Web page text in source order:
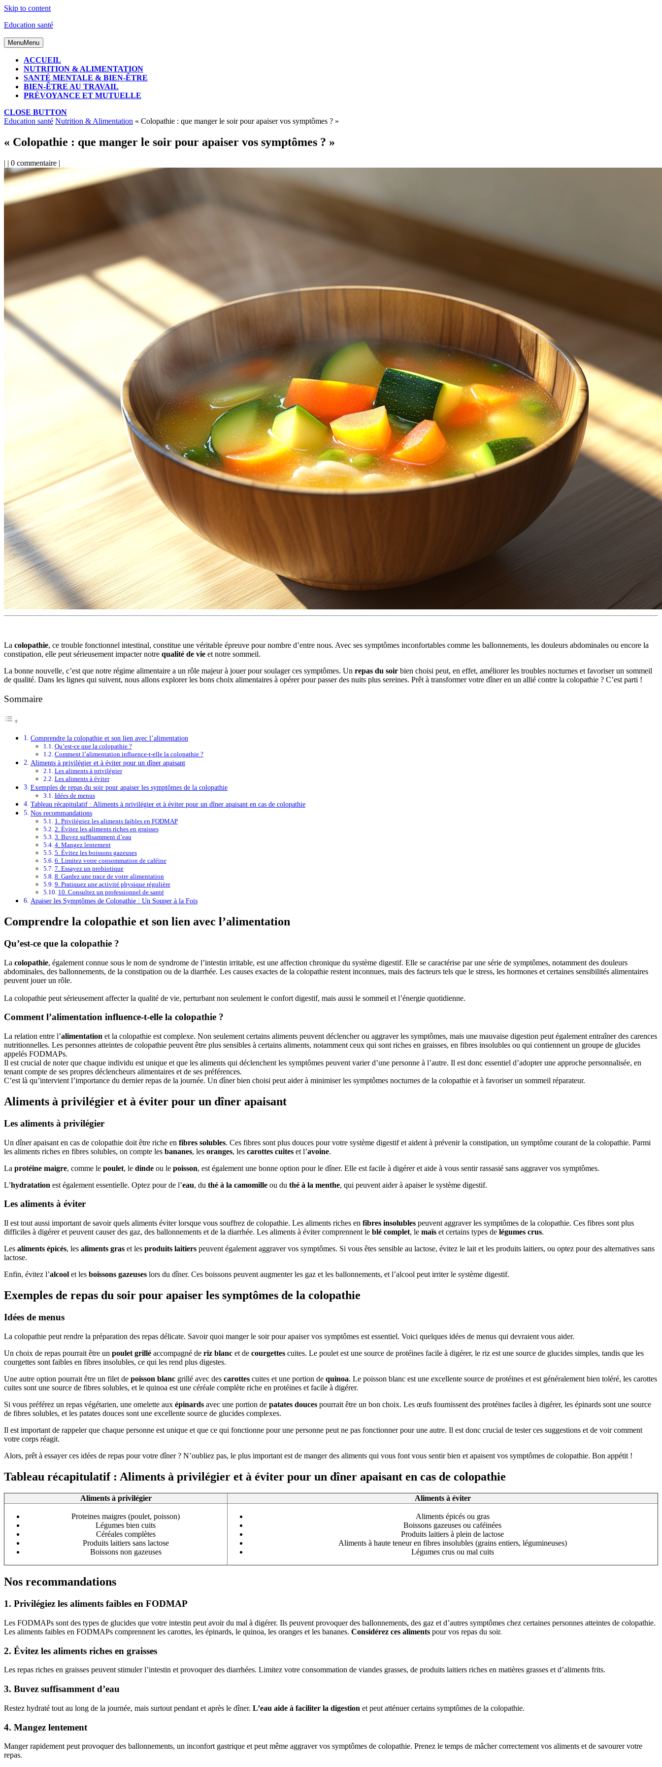
Skip to content
Education santé
MenuMenu
ACCUEIL
NUTRITION & ALIMENTATION
SANTÉ MENTALE & BIEN-ÊTRE
BIEN-ÊTRE AU TRAVAIL
PRÉVOYANCE ET MUTUELLE
CLOSE BUTTON
Education santé Nutrition & Alimentation « Colopathie : que manger le soir pour apaiser vos symptômes ? »
« Colopathie : que manger le soir pour apaiser vos symptômes ? »
| | 0 commentaire |
La colopathie, ce trouble fonctionnel intestinal, constitue une véritable épreuve pour nombre d’entre nous. Avec ses symptômes inconfortables comme les ballonnements, les douleurs abdominales ou encore la
constipation, elle peut sérieusement impacter notre qualité de vie et notre sommeil.
La bonne nouvelle, c’est que notre régime alimentaire a un rôle majeur à jouer pour soulager ces symptômes. Un repas du soir bien choisi peut, en effet, améliorer les troubles nocturnes et favoriser un sommeil
de qualité. Dans les lignes qui suivent, nous allons explorer les bons choix alimentaires à opérer pour passer des nuits plus sereines. Prêt à transformer votre dîner en un allié contre la colopathie ? C’est parti !
Sommaire
Comprendre la colopathie et son lien avec l’alimentation
Qu’est-ce que la colopathie ?
Comment l’alimentation influence-t-elle la colopathie ?
Aliments à privilégier et à éviter pour un dîner apaisant
Les aliments à privilégier
Les aliments à éviter
Exemples de repas du soir pour apaiser les symptômes de la colopathie
Idées de menus
Tableau récapitulatif : Aliments à privilégier et à éviter pour un dîner apaisant en cas de colopathie
Nos recommandations
1. Privilégiez les aliments faibles en FODMAP
2. Évitez les aliments riches en graisses
3. Buvez suffisamment d’eau
4. Mangez lentement
5. Évitez les boissons gazeuses
6. Limitez votre consommation de caféine
7. Essayez un probiotique
8. Gardez une trace de votre alimentation
9. Pratiquez une activité physique régulière
10. Consultez un professionnel de santé
Apaiser les Symptômes de Colopathie : Un Souper à la Fois
Comprendre la colopathie et son lien avec l’alimentation
Qu’est-ce que la colopathie ?
La colopathie, également connue sous le nom de syndrome de l’intestin irritable, est une affection chronique du système digestif. Elle se caractérise par une série de symptômes, notamment des douleurs
abdominales, des ballonnements, de la constipation ou de la diarrhée. Les causes exactes de la colopathie restent inconnues, mais des facteurs tels que le stress, les hormones et certaines sensibilités alimentaires
peuvent jouer un rôle.
La colopathie peut sérieusement affecter la qualité de vie, perturbant non seulement le confort digestif, mais aussi le sommeil et l’énergie quotidienne.
Comment l’alimentation influence-t-elle la colopathie ?
La relation entre l’alimentation et la colopathie est complexe. Non seulement certains aliments peuvent déclencher ou aggraver les symptômes, mais une mauvaise digestion peut également entraîner des carences
nutritionnelles. Les personnes atteintes de colopathie peuvent être plus sensibles à certains aliments, notamment ceux qui sont riches en graisses, en fibres insolubles ou qui contiennent un groupe de glucides
appelés FODMAPs.
Il est crucial de noter que chaque individu est unique et que les aliments qui déclenchent les symptômes peuvent varier d’une personne à l’autre. Il est donc essentiel d’adopter une approche personnalisée, en
tenant compte de ses propres déclencheurs alimentaires et de ses préférences.
C’est là qu’intervient l’importance du dernier repas de la journée. Un dîner bien choisi peut aider à minimiser les symptômes nocturnes de la colopathie et à favoriser un sommeil réparateur.
Aliments à privilégier et à éviter pour un dîner apaisant
Les aliments à privilégier
Un dîner apaisant en cas de colopathie doit être riche en fibres solubles. Ces fibres sont plus douces pour votre système digestif et aident à prévenir la constipation, un symptôme courant de la colopathie. Parmi
les aliments riches en fibres solubles, on compte les bananes, les oranges, les carottes cuites et l’avoine.
La protéine maigre, comme le poulet, le dinde ou le poisson, est également une bonne option pour le dîner. Elle est facile à digérer et aide à vous sentir rassasié sans aggraver vos symptômes.
L’hydratation est également essentielle. Optez pour de l’eau, du thé à la camomille ou du thé à la menthe, qui peuvent aider à apaiser le système digestif.
Les aliments à éviter
Il est tout aussi important de savoir quels aliments éviter lorsque vous souffrez de colopathie. Les aliments riches en fibres insolubles peuvent aggraver les symptômes de la colopathie. Ces fibres sont plus
difficiles à digérer et peuvent causer des gaz, des ballonnements et de la diarrhée. Les aliments à éviter comprennent le blé complet, le maïs et certains types de légumes crus.
Les aliments épicés, les aliments gras et les produits laitiers peuvent également aggraver vos symptômes. Si vous êtes sensible au lactose, évitez le lait et les produits laitiers, ou optez pour des alternatives sans
lactose.
Enfin, évitez l’alcool et les boissons gazeuses lors du dîner. Ces boissons peuvent augmenter les gaz et les ballonnements, et l’alcool peut irriter le système digestif.
Exemples de repas du soir pour apaiser les symptômes de la colopathie
Idées de menus
La colopathie peut rendre la préparation des repas délicate. Savoir quoi manger le soir pour apaiser vos symptômes est essentiel. Voici quelques idées de menus qui devraient vous aider.
Un choix de repas pourrait être un poulet grillé accompagné de riz blanc et de courgettes cuites. Le poulet est une source de protéines facile à digérer, le riz est une source de glucides simples, tandis que les
courgettes sont faibles en fibres insolubles, ce qui les rend plus digestes.
Une autre option pourrait être un filet de poisson blanc grillé avec des carottes cuites et une portion de quinoa. Le poisson blanc est une excellente source de protéines et est généralement bien toléré, les carottes
cuites sont une source de fibres solubles, et le quinoa est une céréale complète riche en protéines et facile à digérer.
Si vous préférez un repas végétarien, une omelette aux épinards avec une portion de patates douces pourrait être un bon choix. Les œufs fournissent des protéines faciles à digérer, les épinards sont une source
de fibres solubles, et les patates douces sont une excellente source de glucides complexes.
Il est important de rappeler que chaque personne est unique et que ce qui fonctionne pour une personne peut ne pas fonctionner pour une autre. Il est donc crucial de tester ces suggestions et de voir comment
votre corps réagit.
Alors, prêt à essayer ces idées de repas pour votre dîner ? N’oubliez pas, le plus important est de manger des aliments qui vous font vous sentir bien et apaisent vos symptômes de colopathie. Bon appétit !
Tableau récapitulatif : Aliments à privilégier et à éviter pour un dîner apaisant en cas de colopathie
Aliments à privilégier Aliments à éviter
Proteines maigres (poulet, poisson)
Légumes bien cuits
Céréales complètes
Produits laitiers sans lactose
Boissons non gazeuses
Aliments épicés ou gras
Boissons gazeuses ou caféinées
Produits laitiers à plein de lactose
Aliments à haute teneur en fibres insolubles (grains entiers, légumineuses)
Légumes crus ou mal cuits
Nos recommandations
1. Privilégiez les aliments faibles en FODMAP
Les FODMAPs sont des types de glucides que votre intestin peut avoir du mal à digérer. Ils peuvent provoquer des ballonnements, des gaz et d’autres symptômes chez certaines personnes atteintes de colopathie.
Les aliments faibles en FODMAPs comprennent les carottes, les épinards, le quinoa, les oranges et les bananes. Considérez ces aliments pour vos repas du soir.
2. Évitez les aliments riches en graisses
Les repas riches en graisses peuvent stimuler l’intestin et provoquer des diarrhées. Limitez votre consommation de viandes grasses, de produits laitiers riches en matières grasses et d’aliments frits.
3. Buvez suffisamment d’eau
Restez hydraté tout au long de la journée, mais surtout pendant et après le dîner. L’eau aide à faciliter la digestion et peut atténuer certains symptômes de la colopathie.
4. Mangez lentement
Manger rapidement peut provoquer des ballonnements, un inconfort gastrique et peut même aggraver vos symptômes de colopathie. Prenez le temps de mâcher correctement vos aliments et de savourer votre
repas.